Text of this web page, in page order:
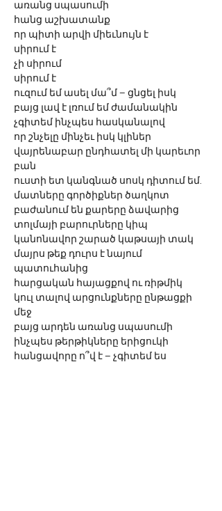
առանց սպասումի
հանց աշխատանք
որ պիտի արվի միեւնույն է
սիրում է
չի սիրում
սիրում է
ուզում եմ ասել մա՞մ – ցնցել իսկ
բայց լավ է լռում եմ ժամանակին
չգիտեմ ինչպես հասկանալով
որ շնչելը մինչեւ իսկ կլիներ
վայրենաբար ընդհատել մի կարեւոր
բան
ուստի ետ կանգնած սոսկ դիտում եմ.
մատները գործիքներ ծաղկոտ
բաժանում են քարերը ձավարից
տոլմայի բարուրները կիպ
կանոնավոր շարած կաթսայի տակ
մայրս թեք դուրս է նայում
պատուհանից
հարցական հայացքով ու ռիթմիկ
կուլ տալով արցունքները ընթացքի
մեջ
բայց արդեն առանց սպասումի
ինչպես թերթիկները երիցուկի
հանցավորը ո՞վ է – չգիտեմ ես